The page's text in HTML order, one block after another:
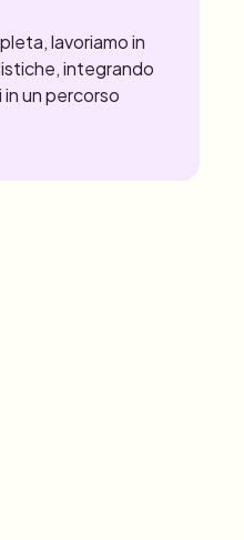
lavoriamo in
integrando
un percorso